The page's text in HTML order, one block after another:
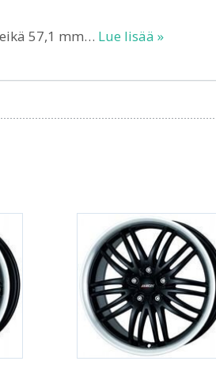
57,1 mm… Lue lisää »